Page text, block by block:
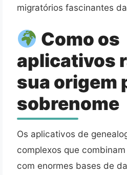
migratórios fascinantes
Como os
aplicativos
sua origem
sobrenome
Os aplicativos de
complexos que
com enormes bases de